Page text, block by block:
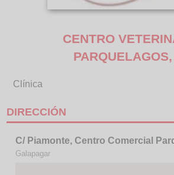
CENTRO
Clínica
DIRECCIÓN
C/ Piamonte, Centro Comercial
Galapagar